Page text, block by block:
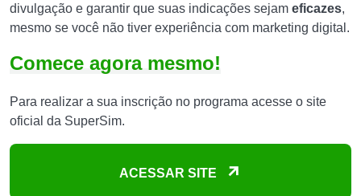
divulgação e garantir que suas indicações sejam eficazes,
mesmo se você não tiver experiência com marketing digital.
Comece agora mesmo!
Para realizar a sua inscrição no programa acesse o site
oficial da SuperSim.
ACESSAR SITE